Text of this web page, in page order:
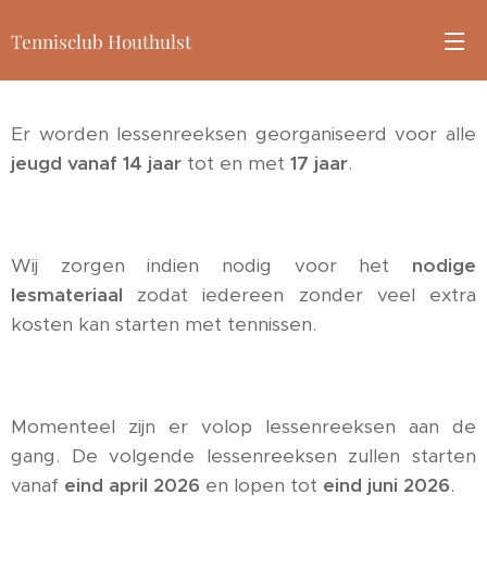
Tennisclub Houthulst
Er worden lessenreeksen georganiseerd voor alle
jeugd vanaf 14 jaar tot en met 17 jaar.
Wij zorgen indien nodig voor het nodige
lesmateriaal zodat iedereen zonder veel extra
kosten kan starten met tennissen.
Momenteel zijn er volop lessenreeksen aan de
gang. De volgende lessenreeksen zullen starten
vanaf eind april 2026 en lopen tot eind juni 2026.